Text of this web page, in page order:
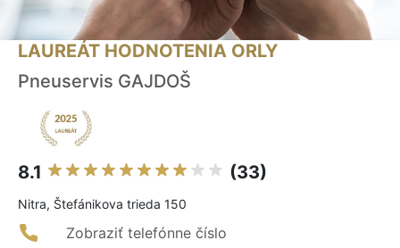
LAUREÁT HODNOTENIA ORLY
Pneuservis GAJDOŠ
8.1 (33)
Nitra, Štefánikova trieda 150
Zobraziť telefónne číslo